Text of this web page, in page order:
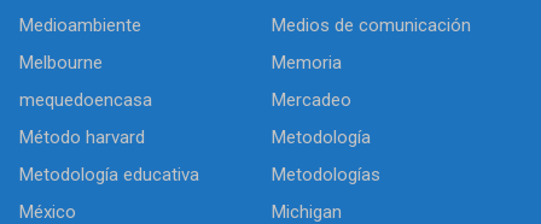
Medioambiente
Medios de comunicación
Melbourne
Memoria
mequedoencasa
Mercadeo
Método harvard
Metodología
Metodología educativa
Metodologías
México
Michigan